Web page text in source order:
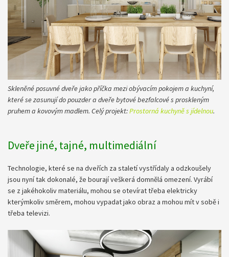
Skleněné posuvné dveře jako příčka mezi obývacím pokojem a kuchyní,
které se zasunují do pouzder a dveře bytové bezfalcové s proskleným
pruhem a kovovým madlem. Celý projekt:Prostorná kuchyně s jídelnou​.
Dveře jiné, tajné, multimediální
Technologie, které se na dveřích za staletí vystřídaly a odzkoušely
jsou nyní tak dokonalé, že bourají veškerá domnělá omezení. Vyrábí
se z jakéhokoliv materiálu, mohou se otevírat třeba elektricky
kterýmkoliv směrem, mohou vypadat jako obraz a mohou mít v sobě i
třeba televizi.